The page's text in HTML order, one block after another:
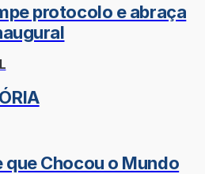
protocolo e abraça
que Chocou o Mundo